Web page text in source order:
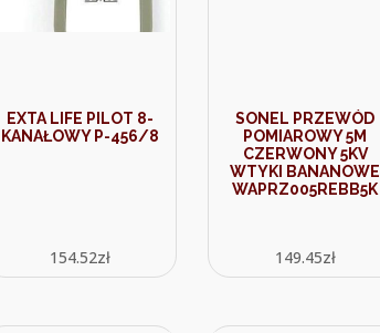
EXTA LIFE PILOT 8-
KANAŁOWY P-456/8
154.52zł
SONEL PRZEWÓD
POMIAROWY 5M
CZERWONY 5KV
WTYKI BANANOWE
WAPRZ005REBB5K
149.45zł